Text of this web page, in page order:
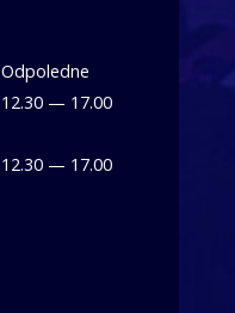
Odpoledne
12.30 — 17.00
12.30 — 17.00